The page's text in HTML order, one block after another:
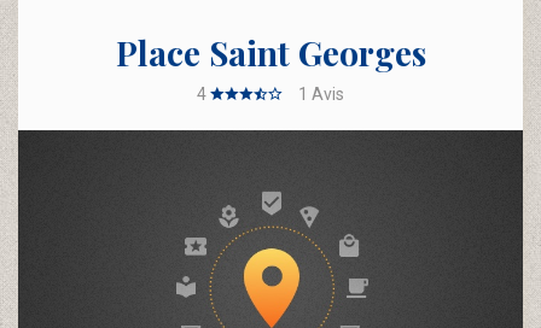
Place Saint Georges
4 1 Avis